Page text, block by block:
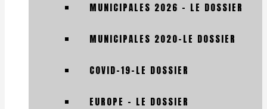
MUNICIPALES 2026 – LE DOSSIER
MUNICIPALES 2020-LE DOSSIER
COVID-19-LE DOSSIER
EUROPE – LE DOSSIER